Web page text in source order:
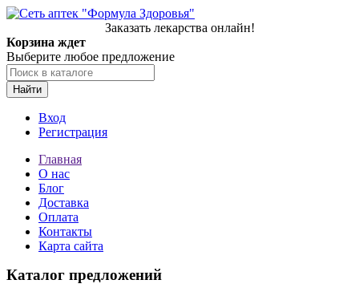
Заказать лекарства онлайн!
Корзина ждет
Выберите любое предложение
Найти
Вход
Регистрация
Главная
О нас
Блог
Доставка
Оплата
Контакты
Карта сайта
Каталог предложений